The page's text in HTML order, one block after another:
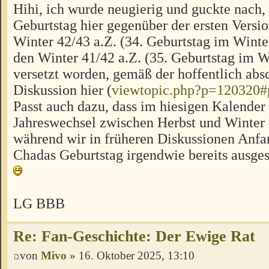
Hihi, ich wurde neugierig und guckte nach,
Geburtstag hier gegenüber der ersten
Winter 42/43 a.Z. (34. Geburtstag im
den Winter 41/42 a.Z. (35. Geburtstag im
versetzt worden, gemäß der hoffentlich
Diskussion hier (
Passt auch dazu, dass im hiesigen Kalender
Jahreswechsel zwischen Herbst und
während wir in früheren Diskussionen
Chadas Geburtstag irgendwie bereits
LG BBB
Re: Fan-Geschichte: Der Ewige Rat
von Mivo » 16. Oktober 2025, 13:10